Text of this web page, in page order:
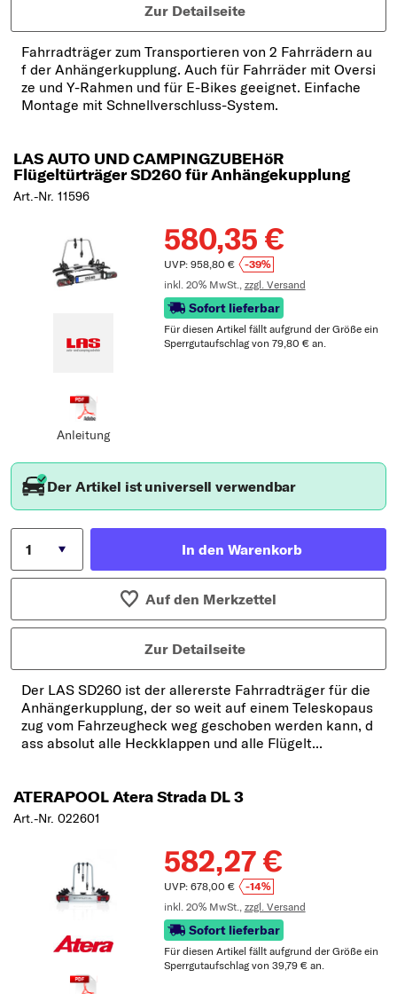
Zur Detailseite
Fahrradträger zum Transportieren von 2 Fahrrädern au
f der Anhängerkupplung. Auch für Fahrräder mit Oversi
ze und Y-Rahmen und für E-Bikes geeignet. Einfache
Montage mit Schnellverschluss-System.
LAS AUTO UND CAMPINGZUBEHöR
Flügeltürträger SD260 für Anhängekupplung
Art.-Nr. 11596
Anleitung
580,35 €
UVP: 958,80 €
-39%
inkl. 20% MwSt., zzgl. Versand
Sofort lieferbar
Für diesen Artikel fällt aufgrund der Größe ein
Sperrgutaufschlag von 79,80 € an.
Der Artikel ist universell verwendbar
In den Warenkorb
Auf den Merkzettel
Zur Detailseite
Der LAS SD260 ist der allererste Fahrradträger für die
Anhängerkupplung, der so weit auf einem Teleskopaus
zug vom Fahrzeugheck weg geschoben werden kann, d
ass absolut alle Heckklappen und alle Flügelt...
ATERAPOOL Atera Strada DL 3
Art.-Nr. 022601
582,27 €
UVP: 678,00 €
-14%
inkl. 20% MwSt., zzgl. Versand
Sofort lieferbar
Für diesen Artikel fällt aufgrund der Größe ein
Sperrgutaufschlag von 39,79 € an.